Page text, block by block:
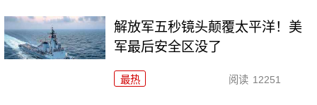
解放军五秒镜头颠覆太平洋！美
军最后安全区没了
最热 阅读 12251